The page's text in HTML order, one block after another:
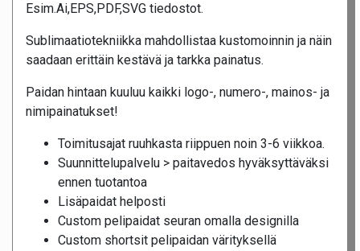
Esim.Ai,EPS,PDF,SVG tiedostot.
Sublimaatiotekniikka mahdollistaa kustomoinnin ja näin
saadaan erittäin kestävä ja tarkka painatus.
Paidan hintaan kuuluu kaikki logo-, numero-, mainos- ja
nimipainatukset!
Toimitusajat ruuhkasta riippuen noin 3-6 viikkoa.
Suunnittelupalvelu > paitavedos hyväksyttäväksi
ennen tuotantoa
Lisäpaidat helposti
Custom pelipaidat seuran omalla designilla
Custom shortsit pelipaidan värityksellä